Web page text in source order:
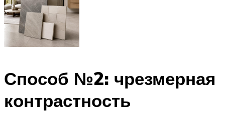
Способ №2: чрезмерная
контрастность